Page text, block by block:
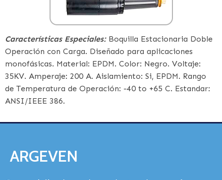
Características Especiales:Boquilla Estacionaria Doble
Operación con Carga. Diseñado para aplicaciones
monofásicas. Material: EPDM. Color: Negro. Voltaje:
35KV. Amperaje: 200 A. Aislamiento: Si, EPDM. Rango
de Temperatura de Operación: -40 to +65 C. Estandar:
ANSI/IEEE 386.
ARGEVEN